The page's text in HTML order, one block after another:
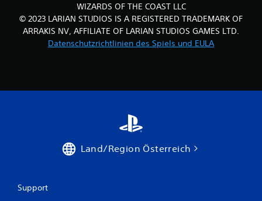
e
r
u
WIZARDS OF THE COAST LLC
© 2023 LARIAN STUDIOS IS A REGISTERED TRADEMARK OF
ARRAKIS NV, AFFILIATE OF LARIAN STUDIOS GAMES LTD.
Datenschutzrichtlinien des Spiels und EULA
Land/Region Österreich
Support